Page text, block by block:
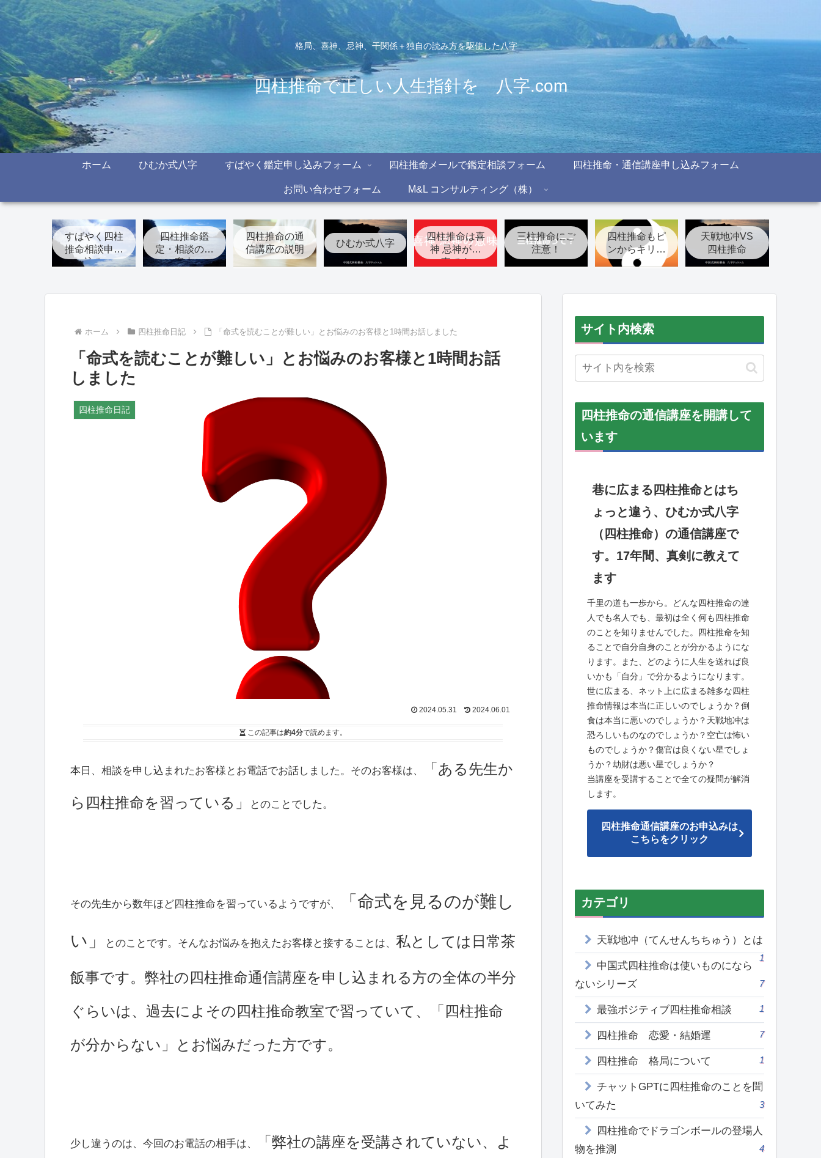
格局、喜神、忌神、干関係＋独自の読み方を駆使した八字
四柱推命で正しい人生指針を 八字.com
ホーム ひむか式八字 すばやく鑑定申し込みフォーム 四柱推命メールで鑑定相談フォーム 四柱推命・通信講座申し込みフォーム
お問い合わせフォーム M&L コンサルティング（株）
すばやく四柱
推命相談申し
込み
四柱推命鑑
定・相談のご
案内
四柱推命の通
信講座の説明
ひむか式八字
四柱推命は喜
神 忌神が大
事です
三柱推命にご
注意！
四柱推命もピ
ンからキリま
で
天戦地冲VS
四柱推命
ホーム 四柱推命日記 「命式を読むことが難しい」とお悩みのお客様と1時間お話しました
「命式を読むことが難しい」とお悩みのお客様と1時間お話
しました
四柱推命日記
2024.05.31 2024.06.01
この記事は約4分で読めます。
本日、相談を申し込まれたお客様とお電話でお話しました。そのお客様は、 「ある先生か
ら四柱推命を習っている」 とのことでした。
その先生から数年ほど四柱推命を習っているようですが、 「命式を見るのが難し
い」 とのことです。そんなお悩みを抱えたお客様と接することは、 私としては日常茶
飯事です。弊社の四柱推命通信講座を申し込まれる方の全体の半分
ぐらいは、過去によその四柱推命教室で習っていて、「四柱推命
が分からない」とお悩みだった方です。
少し違うのは、今回のお電話の相手は、 「弊社の講座を受講されていない、よ
サイト内検索
四柱推命の通信講座を開講して
います
巷に広まる四柱推命とはち
ょっと違う、ひむか式八字
（四柱推命）の通信講座で
す。17年間、真剣に教えて
ます
千里の道も一歩から。どんな四柱推命の達
人でも名人でも、最初は全く何も四柱推命
のことを知りませんでした。四柱推命を知
ることで自分自身のことが分かるようにな
ります。また、どのように人生を送れば良
いかも「自分」で分かるようになります。
世に広まる、ネット上に広まる雑多な四柱
推命情報は本当に正しいのでしょうか？倒
食は本当に悪いのでしょうか？天戦地冲は
恐ろしいものなのでしょうか？空亡は怖い
ものでしょうか？傷官は良くない星でしょ
うか？劫財は悪い星でしょうか？
当講座を受講することで全ての疑問が解消
します。
四柱推命通信講座のお申込みは
こちらをクリック
カテゴリ
天戦地冲（てんせんちちゅう）とは
1
中国式四柱推命は使いものになら
ないシリーズ
7
最強ポジティブ四柱推命相談 1
四柱推命 恋愛・結婚運 7
四柱推命 格局について 1
チャットGPTに四柱推命のことを聞
いてみた
3
四柱推命でドラゴンボールの登場人
物を推測
4